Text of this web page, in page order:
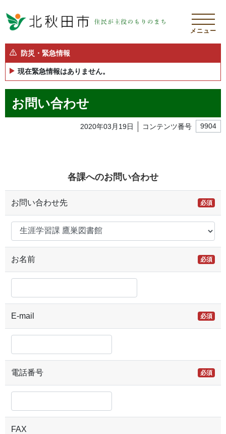
メニュー
防災・緊急情報
現在緊急情報はありません。
お問い合わせ
2020年03月19日 コンテンツ番号 9904
各課へのお問い合わせ
お問い合わせ先 必須
お名前 必須
E-mail 必須
電話番号 必須
FAX